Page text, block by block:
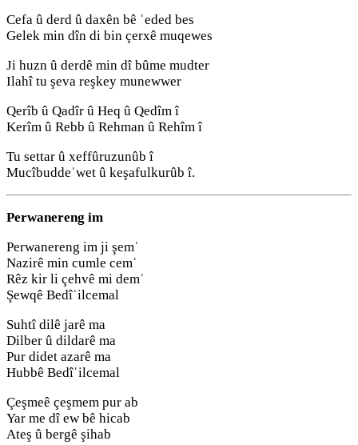
Cefa û derd û daxên bê ˈeded bes
Gelek min dîn di bin çerxê muqewes
Ji huzn û derdê min dî bûme mudter
Ilahî tu şeva reşkey munewwer
Qerîb û Qadîr û Heq û Qedîm î
Kerîm û Rebb û Rehman û Rehîm î
Tu settar û xeffûruzunûb î
Mucîbuddeˈwet û keşafulkurûb î.
Perwanereng im
Perwanereng im ji şemˈ
Nazirê min cumle cemˈ
Rêz kir li çehvê mi demˈ
Şewqê Bedîˈilcemal
Suhtî dilê jarê ma
Dilber û dildarê ma
Pur didet azarê ma
Hubbê Bedîˈilcemal
Çeşmeê çeşmem pur ab
Yar me dî ew bê hicab
Ateş û bergê şihab